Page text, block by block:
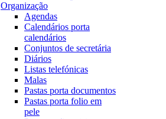
Organização
Agendas
Calendários porta
calendários
Conjuntos de secretária
Diários
Listas telefónicas
Malas
Pastas porta documentos
Pastas porta folio em
pele